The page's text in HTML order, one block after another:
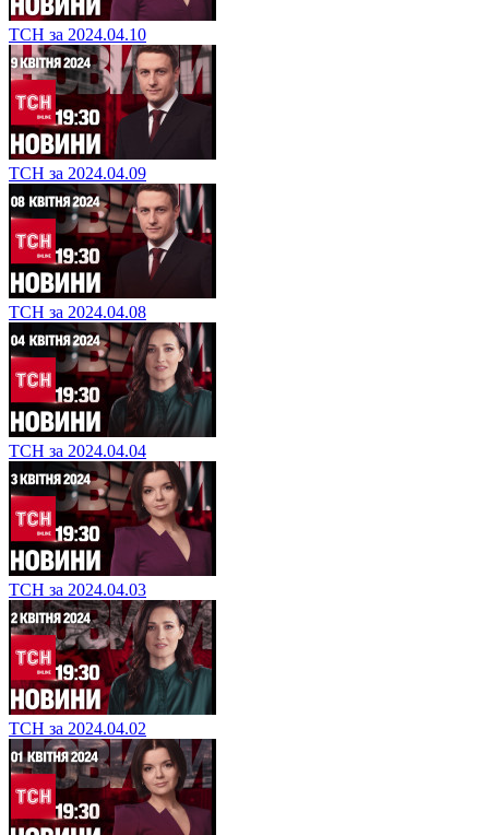
ТСН за 2024.04.10
ТСН за 2024.04.09
ТСН за 2024.04.08
ТСН за 2024.04.04
ТСН за 2024.04.03
ТСН за 2024.04.02